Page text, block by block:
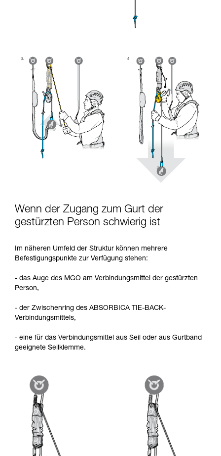
Wenn der Zugang zum Gurt der
gestürzten Person schwierig ist
Im näheren Umfeld der Struktur können mehrere
Befestigungspunkte zur Verfügung stehen:
- das Auge des MGO am Verbindungsmittel der gestürzten
Person,
- der Zwischenring des ABSORBICA TIE-BACK-
Verbindungsmittels,
- eine für das Verbindungsmittel aus Seil oder aus Gurtband
geeignete Seilklemme.